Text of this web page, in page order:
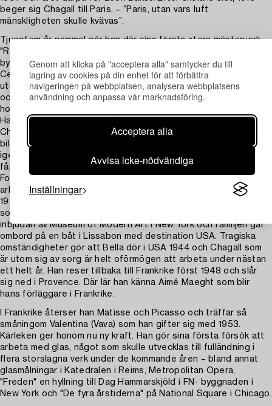
Genom att klicka på "acceptera alla" samtycker du till
lagring av cookies på din enhet för att förbättra
navigeringen på webbplatsen, analysera webbplatsens
användning och anpassa vår marknadsföring.
Acceptera alla
Avvisa icke-nödvändiga
Inställningar
beger sig Chagall till Paris. – ”Paris, utan vars luft
mänskligheten skulle kvävas”.
Tjugofem år gammal gör han där sina första stora mästerverk.
"Ryssland, åsnor och andra", " Hyllning till Apollinaire", " Jag och
byn". Han lär känna Léger, Modigliani, Laurens, Brancusi,
Cendrars, Apollinaire, Duchamp, Villon m fl. 1914 reser han via en
utställning i Berlin tillbaka till Ryssland och Vitebsk där Bella
och kärleken väntar. Första världskriget bryter ut och förhindrar
honom att resa tillbaka till Paris.
Han gifter sig med Bella 1915 och året därpå föds dottern Ida.
Chagall blir indragen i revolutionen och blir kommissarie för
bildkonst. Först 1922 kan han tillsammans med sin familj resa ut
igen via Litauen och Berlin. Han återkommer till Paris 1923 och
får i uppdrag att illustrera Gogols "Döda själar", Bibeln och La
Fontaines Fabler. Mellan 1924-25 gör han 107 etsningar. Han
arbetar och reser mycket, bl a till Palestina och Jerusalem. År
1937 får Chagall franskt medborgarskap. År 1941, samma dag
som Tyskland anfaller Ryssland, får han i sista stund en
inbjudan av Museum of Modern Art i New York och familjen går
ombord på en båt i Lissabon med destination USA. Tragiska
omständigheter gör att Bella dör i USA 1944 och Chagall som
är utom sig av sorg är helt oförmögen att arbeta under nästan
ett helt år. Han reser tillbaka till Frankrike först 1948 och slår
sig ned i Provence. Där lär han känna Aimé Maeght som blir
hans förläggare i Frankrike.
I Frankrike återser han Matisse och Picasso och träffar så
småningom Valentina (Vava) som han gifter sig med 1953.
Kärleken ger honom nu ny kraft. Han gör sina första försök att
arbeta med glas, något som skulle utvecklas till fulländning i
flera storslagna verk under de kommande åren – bland annat
glasmålningar i Katedralen i Reims, Metropolitan Opera,
"Freden" en hyllning till Dag Hammarskjöld i FN- byggnaden i
New York och "De fyra årstiderna" på National Square i Chicago.